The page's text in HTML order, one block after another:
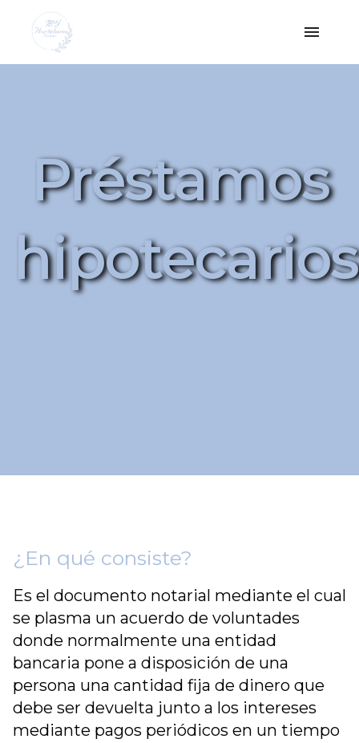
Préstamos
hipotecarios
¿En qué consiste?
Es el documento notarial mediante el cual
se plasma un acuerdo de voluntades
donde normalmente una entidad
bancaria pone a disposición de una
persona una cantidad fija de dinero que
debe ser devuelta junto a los intereses
mediante pagos periódicos en un tiempo